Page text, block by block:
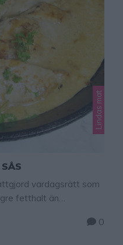
Lindas mat
vardagsrätt som
fetthalt än
Tips! Servera
0